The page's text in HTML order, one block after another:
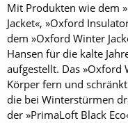
Mit Produkten wie dem
Jacket«, »Oxford
dem »Oxford Winter
Hansen für die kalte
aufgestellt. Das »Oxford
Körper fern und
die bei Winterstürmen
der »PrimaLoft Black